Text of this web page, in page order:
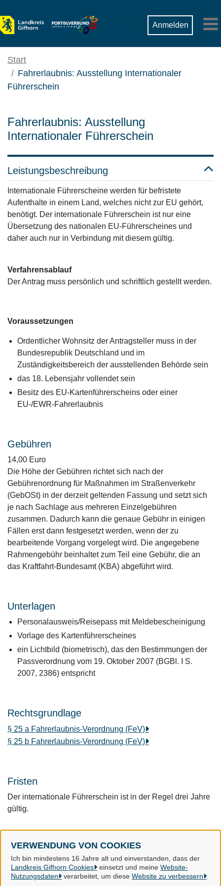
VERWENDUNG VON COOKIES
Ich bin mindestens 16 Jahre alt und einverstanden, dass der
Landkreis Gifhorn Cookies
einsetzt und meine Website-
Nutzungsdaten
verarbeitet, um diese Website zu verbessern
Anmelden
Start
Fahrerlaubnis: Ausstellung Internationaler
Führerschein
Fahrerlaubnis: Ausstellung
Internationaler Führerschein
Leistungsbeschreibung
Internationale Führerscheine werden für befristete
Aufenthalte in einem Land, welches nicht zur EU gehört,
benötigt. Der internationale Führerschein ist nur eine
Übersetzung des nationalen EU-Führerscheines und
daher auch nur in Verbindung mit diesem gültig.
Verfahrensablauf
Der Antrag muss persönlich und schriftlich gestellt werden.
Voraussetzungen
Ordentlicher Wohnsitz der Antragsteller muss in der
Bundesrepublik Deutschland und im
Zuständigkeitsbereich der ausstellenden Behörde sein
das 18. Lebensjahr vollendet sein
Besitz des EU-Kartenführerscheins oder einer
EU-/EWR-Fahrerlaubnis
Gebühren
14,00 Euro
Die Höhe der Gebühren richtet sich nach der
Gebührenordnung für Maßnahmen im Straßenverkehr
(GebOSt) in der derzeit geltenden Fassung und setzt sich
je nach Sachlage aus mehreren Einzelgebühren
zusammen. Dadurch kann die genaue Gebühr in einigen
Fällen erst dann festgesetzt werden, wenn der zu
bearbeitende Vorgang vorgelegt wird. Die angegebene
Rahmengebühr beinhaltet zum Teil eine Gebühr, die an
das Kraftfahrt-Bundesamt (KBA) abgeführt wird.
Unterlagen
Personalausweis/Reisepass mit Meldebescheinigung
Vorlage des Kartenführerscheines
ein Lichtbild (biometrisch), das den Bestimmungen der
Passverordnung vom 19. Oktober 2007 (BGBl. I S.
2007, 2386) entspricht
Rechtsgrundlage
§ 25 a Fahrerlaubnis-Verordnung (FeV)
§ 25 b Fahrerlaubnis-Verordnung (FeV)
Fristen
Der internationale Führerschein ist in der Regel drei Jahre
gültig.
Landkreis Gifhorn
Alle Rechte vorbehalten